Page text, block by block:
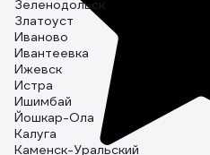
Зеленодольск
Златоуст
Иваново
Ивантеевка
Ижевск
Истра
Ишимбай
Йошкар-Ола
Калуга
Каменск-Уральский